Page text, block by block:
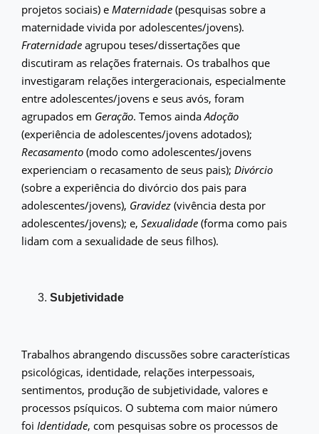
projetos sociais) e Maternidade (pesquisas sobre a
maternidade vivida por adolescentes/jovens).
Fraternidade agrupou teses/dissertações que
discutiram as relações fraternais. Os trabalhos que
investigaram relações intergeracionais, especialmente
entre adolescentes/jovens e seus avós, foram
agrupados em Geração. Temos aindaAdoção
(experiência de adolescentes/jovens adotados);
Recasamento (modo como adolescentes/jovens
experienciam o recasamento de seus pais); Divórcio
(sobre a experiência do divórcio dos pais para
adolescentes/jovens), Gravidez (vivência desta por
adolescentes/jovens); e, Sexualidade (forma como pais
lidam com a sexualidade de seus filhos).
Subjetividade
Trabalhos abrangendo discussões sobre características
psicológicas, identidade, relações interpessoais,
sentimentos, produção de subjetividade, valores e
processos psíquicos. O subtema com maior número
foi Identidade, com pesquisas sobre os processos de